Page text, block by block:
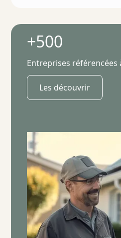
+500
Entreprises référencées
Les découvrir